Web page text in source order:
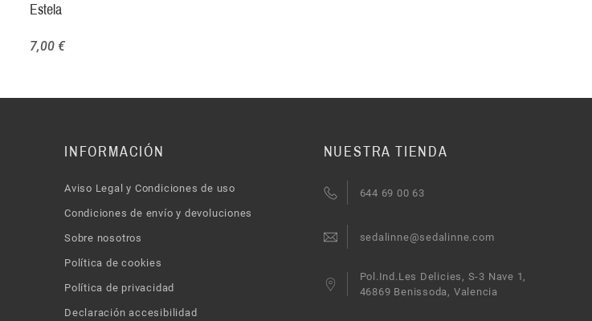
Estela
7,00 €
INFORMACIÓN
Aviso Legal y Condiciones de uso
Condiciones de envío y devoluciones
Sobre nosotros
Política de cookies
Política de privacidad
Declaración accesibilidad
NUESTRA TIENDA
644 69 00 63
sedalinne@sedalinne.com
Pol.Ind.Les Delicies, S-3 Nave 1,
46869 Benissoda, Valencia